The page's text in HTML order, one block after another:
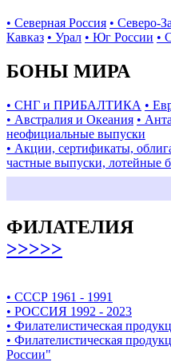
• Северная Россия • Северо-
Кавказ • Урал • Юг России •
БОНЫ МИРА
• СНГ и ПРИБАЛТИКА •
• Австралия и Океания •
неофициальные выпуски
• Акции, сертификаты,
частные выпуски, лотейные
ФИЛАТЕЛИЯ
>>>>>
• СССР 1961 - 1991
• РОССИЯ 1992 - 2023
• Филателистическая
• Филателистическая
России"